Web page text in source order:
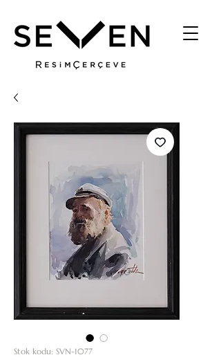
Stok kodu: SVN-1077